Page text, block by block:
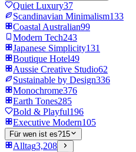
Quiet Luxury37
Scandinavian Minimalism133
Coastal Australian99
Modern Tech243
Japanese Simplicity131
Boutique Hotel49
Aussie Creative Studio62
Sustainable by Design336
Monochrome376
Earth Tones285
Bold & Playful196
Executive Modern105
Für wen ist es?15
Alltag3,208